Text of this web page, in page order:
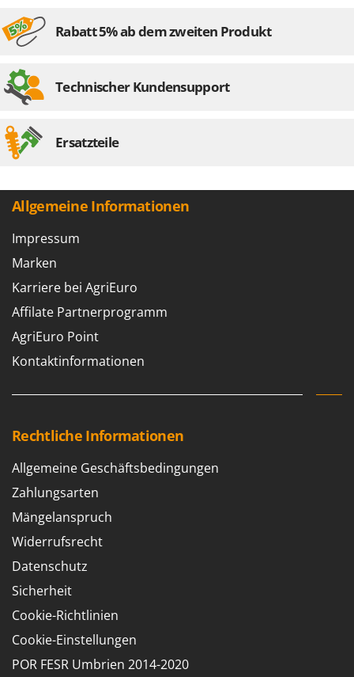
Rabatt 5% ab dem zweiten Produkt
Technischer Kundensupport
Ersatzteile
Allgemeine Informationen
Impressum
Marken
Karriere bei AgriEuro
Affilate Partnerprogramm
AgriEuro Point
Kontaktinformationen
Rechtliche Informationen
Allgemeine Geschäftsbedingungen
Zahlungsarten
Mängelanspruch
Widerrufsrecht
Datenschutz
Sicherheit
Cookie-Richtlinien
Cookie-Einstellungen
POR FESR Umbrien 2014-2020